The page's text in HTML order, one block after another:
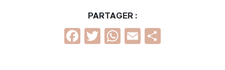
PARTAGER :
Facebook
Twitter
WhatsApp
Email